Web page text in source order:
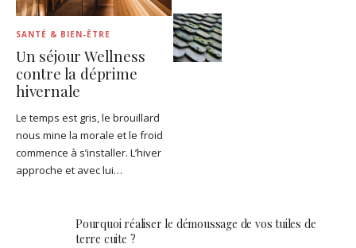
SANTÉ & BIEN-ÊTRE
Un séjour Wellness
contre la déprime
hivernale
Le temps est gris, le brouillard
nous mine la morale et le froid
commence à s’installer. L’hiver
approche et avec lui…
Pourquoi réaliser le démoussage de vos tuiles de
terre cuite ?